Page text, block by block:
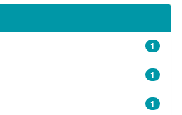
1
1
1